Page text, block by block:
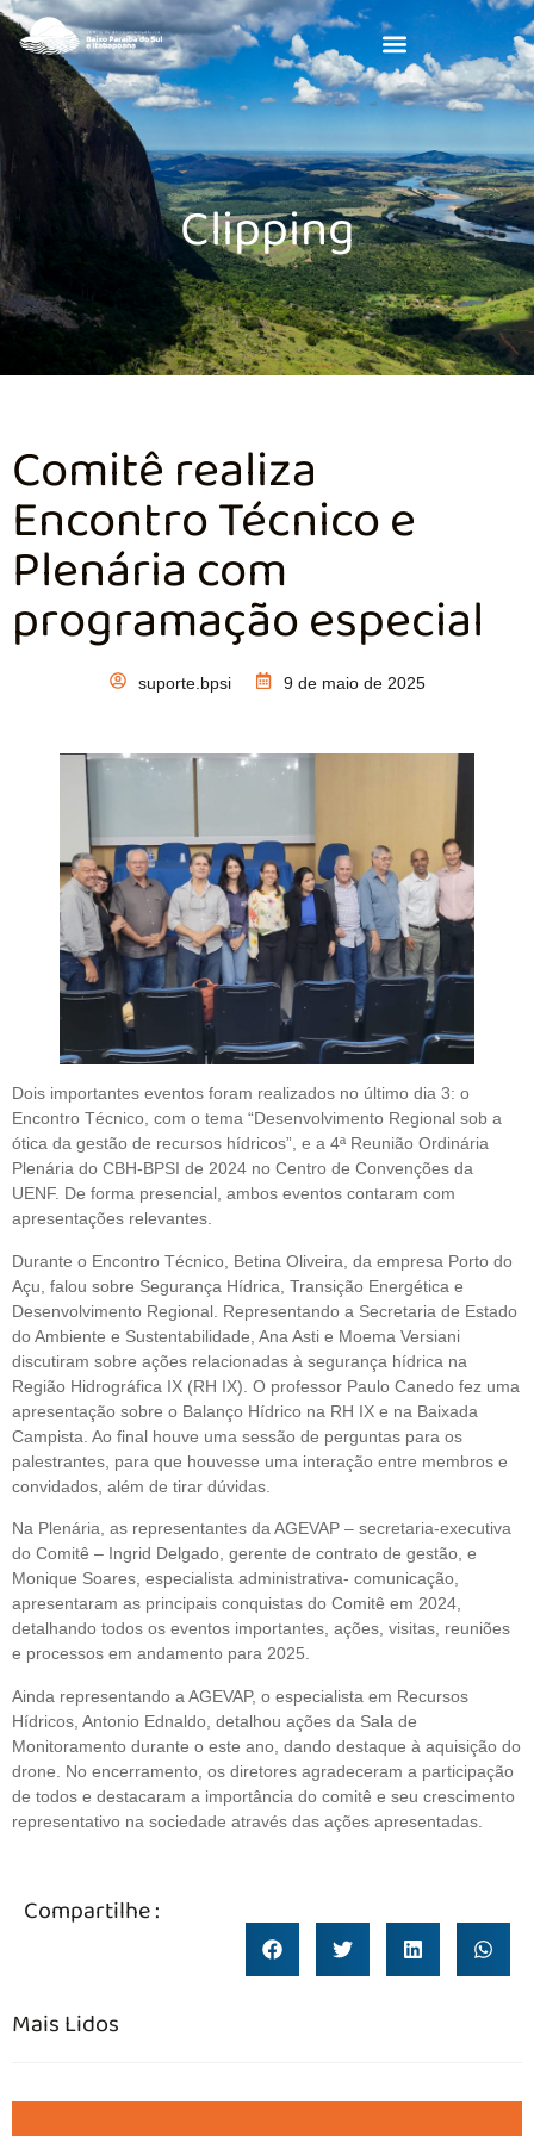
Clipping
Comitê realiza
Encontro Técnico e
Plenária com
programação especial
suporte.bpsi 9 de maio de 2025
Dois importantes eventos foram realizados no último dia 3: o
Encontro Técnico, com o tema “Desenvolvimento Regional sob a
ótica da gestão de recursos hídricos”, e a 4ª Reunião Ordinária
Plenária do CBH-BPSI de 2024 no Centro de Convenções da
UENF. De forma presencial, ambos eventos contaram com
apresentações relevantes.
Durante o Encontro Técnico, Betina Oliveira, da empresa Porto do
Açu, falou sobre Segurança Hídrica, Transição Energética e
Desenvolvimento Regional. Representando a Secretaria de Estado
do Ambiente e Sustentabilidade, Ana Asti e Moema Versiani
discutiram sobre ações relacionadas à segurança hídrica na
Região Hidrográfica IX (RH IX). O professor Paulo Canedo fez uma
apresentação sobre o Balanço Hídrico na RH IX e na Baixada
Campista. Ao final houve uma sessão de perguntas para os
palestrantes, para que houvesse uma interação entre membros e
convidados, além de tirar dúvidas.
Na Plenária, as representantes da AGEVAP – secretaria-executiva
do Comitê – Ingrid Delgado, gerente de contrato de gestão, e
Monique Soares, especialista administrativa- comunicação,
apresentaram as principais conquistas do Comitê em 2024,
detalhando todos os eventos importantes, ações, visitas, reuniões
e processos em andamento para 2025.
Ainda representando a AGEVAP, o especialista em Recursos
Hídricos, Antonio Ednaldo, detalhou ações da Sala de
Monitoramento durante o este ano, dando destaque à aquisição do
drone. No encerramento, os diretores agradeceram a participação
de todos e destacaram a importância do comitê e seu crescimento
representativo na sociedade através das ações apresentadas.
Compartilhe :
Mais Lidos